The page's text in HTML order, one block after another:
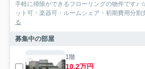
手軽に掃除ができるフローリングの物件です♪
ット可・楽器可・ルームシェア・初期費用分
る
募集中の部屋
1階
10.2万円